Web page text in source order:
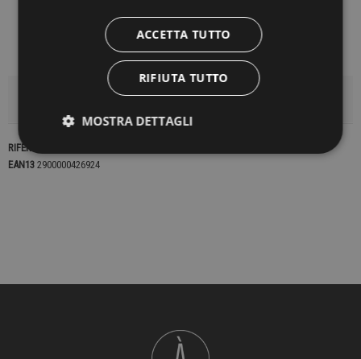
DETTAGLI DEL PRODOTTO
RIFERIMENTO
EAN13 2900000426924
ACCETTA TUTTO
RIFIUTA TUTTO
MOSTRA DETTAGLI